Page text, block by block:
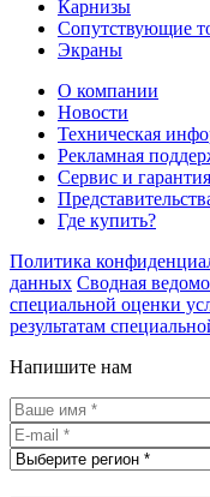
Карнизы
Сопутствующие
Экраны
О компании
Новости
Техническая
Рекламная
Сервис и гарантия
Где купить?
Политика
данных Сводная
специальной оценки
результатам
Напишите нам